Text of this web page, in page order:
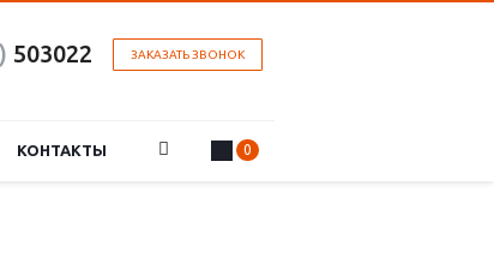
ЗАКАЗАТЬ ЗВОНОК
503022
КОНТАКТЫ 0